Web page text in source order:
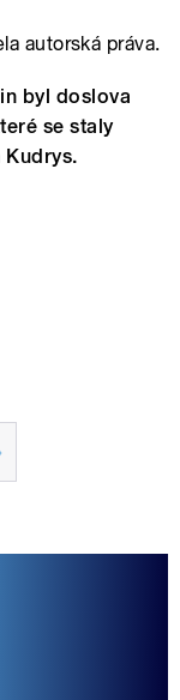
autorská práva.
byl doslova
se staly
Kudrys.